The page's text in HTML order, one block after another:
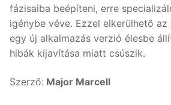
fázisaiba beépíteni, erre
igénybe véve. Ezzel elkerülhető
egy új alkalmazás verzió élesbe
hibák kijavítása miatt csúszik.
Szerző: Major Marcell